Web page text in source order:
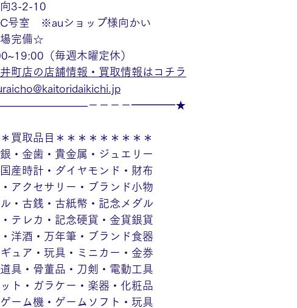
3-2-10
号室　※auショップ様向かい
完備☆
（毎週木曜定休）
町店の店舗情報・買取情報はコチラ
－－－－━━━━★
買取品目＊＊＊＊＊＊＊＊＊
・金歯・貴金属・ジュエリー
産時計・ダイヤモンド・財布
アクセサリー・ブランド小物
・古銭・古紙幣・記念メダル
テレカ・記念硬貨・金貨銀貨
洋酒・万年筆・ブランド食器
ュア・玩具・ミニカー・金券
具・骨董品・刀剣・電動工具
ト・ガラケー・楽器・化粧品
ーム機・ゲームソフト・玩具